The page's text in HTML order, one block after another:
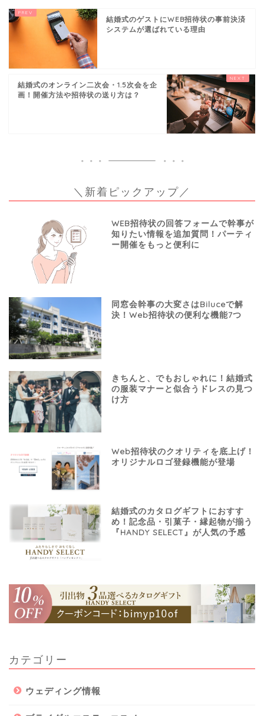
結婚式のゲストにWEB招待状の事前決済
システムが選ばれている理由
結婚式のオンライン二次会・1.5次会を企
画！開催方法や招待状の送り方は？
＼新着ピックアップ／
WEB招待状の回答フォームで幹事が
知りたい情報を追加質問！パーティ
ー開催をもっと便利に
同窓会幹事の大変さはBiluceで解
決！Web招待状の便利な機能7つ
きちんと、でもおしゃれに！結婚式
の服装マナーと似合うドレスの見つ
け方
Web招待状のクオリティを底上げ！
オリジナルロゴ登録機能が登場
結婚式のカタログギフトにおすす
め！記念品・引菓子・縁起物が揃う
『HANDY SELECT』が人気の予感
カテゴリー
ウェディング情報